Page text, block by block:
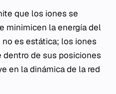
que los iones se
minimicen la energía del
es estática; los iones
de sus posiciones
en la dinámica de la red